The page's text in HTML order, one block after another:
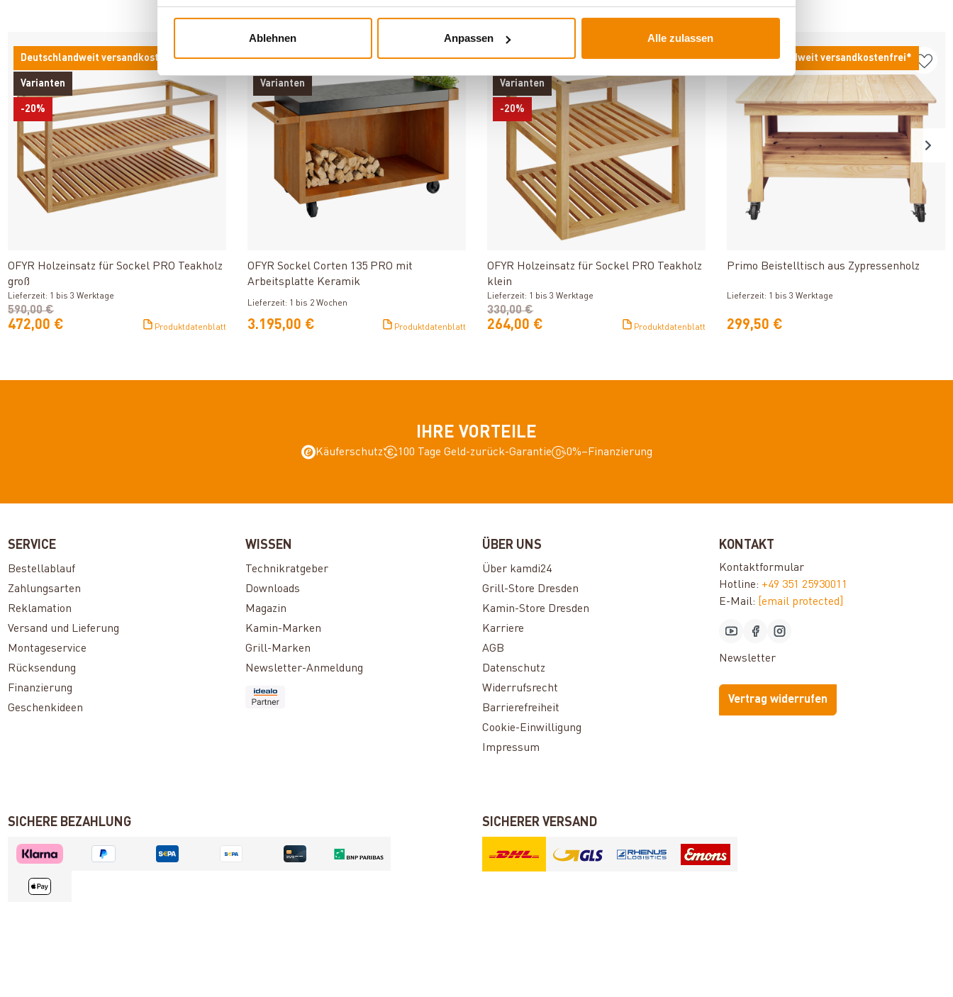
Ablehnen Anpassen Alle zulassen
Deutschlandweit versandkostenfrei*
Varianten
-20%
OFYR Holzeinsatz für Sockel PRO Teakholz
groß
Lieferzeit: 1 bis 3 Werktage
472,00 €
590,00 €
Produktdatenblatt
Deutschlandweit versandkostenfrei*
Varianten
OFYR Sockel Corten 135 PRO mit
Arbeitsplatte Keramik
Lieferzeit: 1 bis 2 Wochen
3.195,00 € Produktdatenblatt
Deutschlandweit versandkostenfrei*
Varianten
-20%
Produkt ansehen
OFYR Holzeinsatz für Sockel PRO Teakholz
klein
Lieferzeit: 1 bis 3 Werktage
264,00 €
330,00 €
Produktdatenblatt
Deutschlandweit versandkostenfrei*
Primo Beistelltisch aus Zypressenholz
Lieferzeit: 1 bis 3 Werktage
299,50 €
IHRE VORTEILE
Käuferschutz 100 Tage Geld-zurück-Garantie 0%–Finanzierung
SERVICE
Bestellablauf
Zahlungsarten
Reklamation
Versand und Lieferung
Montageservice
Rücksendung
Finanzierung
Geschenkideen
WISSEN
Technikratgeber
Downloads
Magazin
Kamin-Marken
Grill-Marken
Newsletter-Anmeldung
ÜBER UNS
Über kamdi24
Grill-Store Dresden
Kamin-Store Dresden
Karriere
AGB
Datenschutz
Widerrufsrecht
Barrierefreiheit
Cookie-Einwilligung
Impressum
KONTAKT
Kontaktformular
Hotline: +49 351 25930011
E-Mail:
[email protected]
Newsletter
Vertrag widerrufen
SICHERE BEZAHLUNG SICHERER VERSAND